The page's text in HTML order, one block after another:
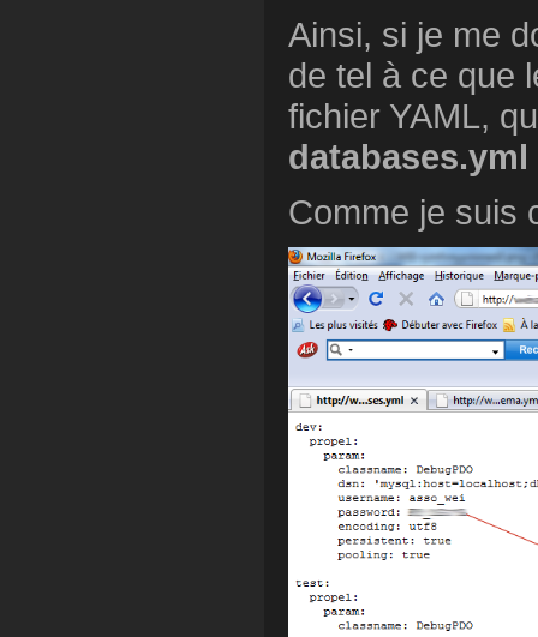
Ainsi, si je me
de tel à ce que
fichier YAML,
databases.yml
Comme je suis